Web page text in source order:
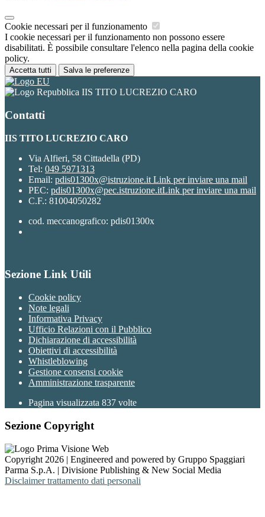
Cookie necessari per il funzionamento
I cookie necessari per il funzionamento non possono essere
disabilitati. È possibile consultare l'elenco nella pagina della cookie
policy.
Accetta tutti Salva le preferenze
IIS TITO LUCREZIO CARO
Contatti
IIS TITO LUCREZIO CARO
Via Alfieri, 58 Cittadella (PD)
Tel: 049 5971313
Email: pdis01300x@istruzione.it Link per inviare una mail
PEC: pdis01300x@pec.istruzione.itLink per inviare una mail
C.F.: 81004050282
cod. meccanografico: pdis01300x
Sezione Link Utili
Cookie policy
Note legali
Informativa Privacy
Ufficio Relazioni con il Pubblico
Dichiarazione di accessibilità
Obiettivi di accessibilità
Whistleblowing
Gestione consensi cookie
Amministrazione trasparente
Pagina visualizzata 837 volte
Sezione Copyright
Copyright 2026 | Engineered and powered by Gruppo Spaggiari
Parma S.p.A. | Divisione Publishing & New Social Media
Disclaimer trattamento dati personali